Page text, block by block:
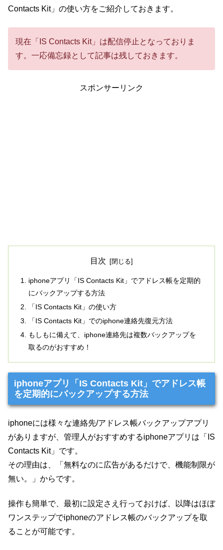
Contacts Kit」の使い方をご紹介しておきます。
現在「IS Contacts Kit」は配信停止となっておりま
す。一応備忘録として記事は残しておきます。
スポンサーリンク
目次
iphoneアプリ「IS Contacts Kit」でアドレス帳を定期的
にバックアップする方法
「IS Contacts Kit」の使い方
「IS Contacts Kit」でのiphone連絡先復元方法
もしもに備えて、iphone連絡先は複数バックアップを
取るのがおすすめ！
iphoneアプリ「IS Contacts Kit」でアドレス帳
を定期的にバックアップする方法
iphoneには様々な連絡先/アドレス帳バックアップアプリ
がありますが、管理人がおすすめするiphoneアプリは「IS
Contacts Kit」です。
その理由は、「無料なのに広告があるだけで、機能制限が
無い。」からです。
操作も簡単で、最初に設定さえ行っておけば、以降はほぼ
ワンステップでiphoneのアドレス帳のバックアップを取
ることが可能です。